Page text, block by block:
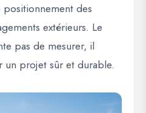
des
extérieurs. Le
pas de mesurer, il
projet sûr et durable.